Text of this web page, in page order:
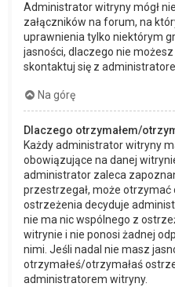
Administrator witryny mógł
załączników na forum, na
uprawnienia tylko niektórym
jasności, dlaczego nie
skontaktuj się z
Na górę
Dlaczego otrzymałem/
Każdy administrator witryny
obowiązujące na danej
administrator zaleca
przestrzegał, może otrzymać
ostrzeżenia decyduje
nie ma nic wspólnego z
witrynie i nie ponosi żadnej
nimi. Jeśli nadal nie masz
otrzymałeś/otrzymałaś
administratorem witryny.